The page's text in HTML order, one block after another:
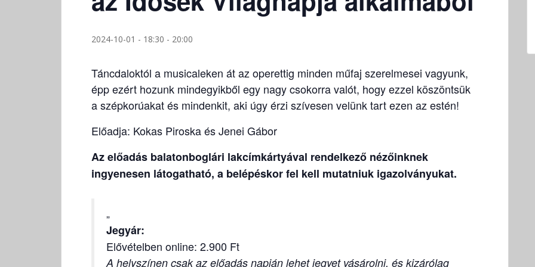
2024-10-01 - 18:30 - 20:00
Táncdaloktól a musicaleken át az operettig minden műfaj szerelmesei vagyunk,
épp ezért hozunk mindegyikből egy nagy csokorra valót, hogy ezzel köszöntsük
a szépkorúakat és mindenkit, aki úgy érzi szívesen velünk tart ezen az estén!
Előadja: Kokas Piroska és Jenei Gábor
Az előadás balatonboglári lakcímkártyával rendelkező nézőinknek
ingyenesen látogatható, a belépéskor fel kell mutatniuk igazolványukat.
Jegyár:
Elővételben online: 2.900 Ft
A helyszínen csak az előadás napján lehet jegyet vásárolni, és kizárólag